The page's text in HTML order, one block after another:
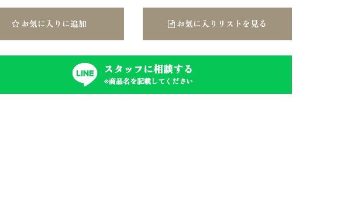
お気に入りに追加 お気に入りリストを見る
スタッフに相談する
※商品名を記載してください